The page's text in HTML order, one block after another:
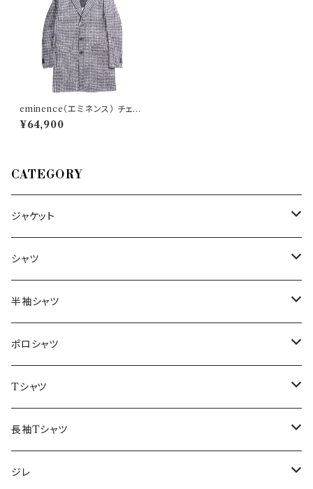
eminence（エミネンス） チェス
ターコート GIANNI 27923
¥64,900
CATEGORY
ジャケット
～44/S
46/M
48/L
50/XL～
シャツ
～44/S
46/M
48/L
50/XL～
半袖シャツ
～44/S
46/M
48/L
50/XL～
ポロシャツ
～44/S
46/M
48/L
Tシャツ
～44/S
46/M
長袖Tシャツ
～44/S
ジレ